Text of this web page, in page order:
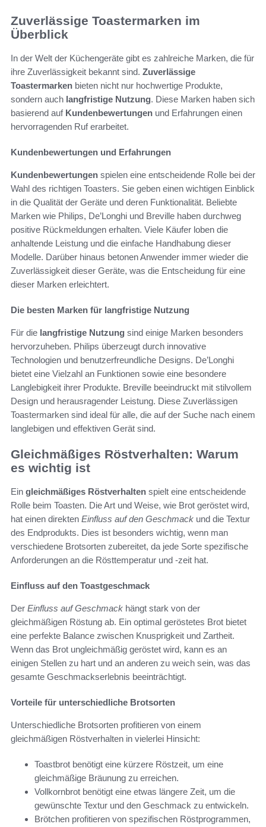
Zuverlässige Toastermarken im
Überblick
In der Welt der Küchengeräte gibt es zahlreiche Marken, die für
ihre Zuverlässigkeit bekannt sind. Zuverlässige
Toastermarken bieten nicht nur hochwertige Produkte,
sondern auch langfristige Nutzung. Diese Marken haben sich
basierend auf Kundenbewertungen und Erfahrungen einen
hervorragenden Ruf erarbeitet.
Kundenbewertungen und Erfahrungen
Kundenbewertungen spielen eine entscheidende Rolle bei der
Wahl des richtigen Toasters. Sie geben einen wichtigen Einblick
in die Qualität der Geräte und deren Funktionalität. Beliebte
Marken wie Philips, De’Longhi und Breville haben durchweg
positive Rückmeldungen erhalten. Viele Käufer loben die
anhaltende Leistung und die einfache Handhabung dieser
Modelle. Darüber hinaus betonen Anwender immer wieder die
Zuverlässigkeit dieser Geräte, was die Entscheidung für eine
dieser Marken erleichtert.
Die besten Marken für langfristige Nutzung
Für die langfristige Nutzung sind einige Marken besonders
hervorzuheben. Philips überzeugt durch innovative
Technologien und benutzerfreundliche Designs. De’Longhi
bietet eine Vielzahl an Funktionen sowie eine besondere
Langlebigkeit ihrer Produkte. Breville beeindruckt mit stilvollem
Design und herausragender Leistung. Diese Zuverlässigen
Toastermarken sind ideal für alle, die auf der Suche nach einem
langlebigen und effektiven Gerät sind.
Gleichmäßiges Röstverhalten: Warum
es wichtig ist
Ein gleichmäßiges Röstverhalten spielt eine entscheidende
Rolle beim Toasten. Die Art und Weise, wie Brot geröstet wird,
hat einen direkten Einfluss auf den Geschmack und die Textur
des Endprodukts. Dies ist besonders wichtig, wenn man
verschiedene Brotsorten zubereitet, da jede Sorte spezifische
Anforderungen an die Rösttemperatur und -zeit hat.
Einfluss auf den Toastgeschmack
Der Einfluss auf Geschmack hängt stark von der
gleichmäßigen Röstung ab. Ein optimal geröstetes Brot bietet
eine perfekte Balance zwischen Knusprigkeit und Zartheit.
Wenn das Brot ungleichmäßig geröstet wird, kann es an
einigen Stellen zu hart und an anderen zu weich sein, was das
gesamte Geschmackserlebnis beeinträchtigt.
Vorteile für unterschiedliche Brotsorten
Unterschiedliche Brotsorten profitieren von einem
gleichmäßigen Röstverhalten in vielerlei Hinsicht:
Toastbrot benötigt eine kürzere Röstzeit, um eine
gleichmäßige Bräunung zu erreichen.
Vollkornbrot benötigt eine etwas längere Zeit, um die
gewünschte Textur und den Geschmack zu entwickeln.
Brötchen profitieren von spezifischen Röstprogrammen,